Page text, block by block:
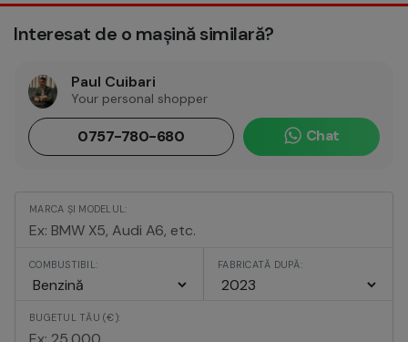
Interesat de o mașină similară?
Paul Cuibari
Your personal shopper
0757-780-680 Chat
MARCA ȘI MODELUL:
COMBUSTIBIL: FABRICATĂ DUPĂ:
BUGETUL TĂU (€):